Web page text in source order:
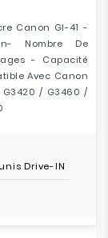
Canon GI-41 -
Nombre De
- Capacité
Avec Canon
G3420 / G3460 /
Drive-IN